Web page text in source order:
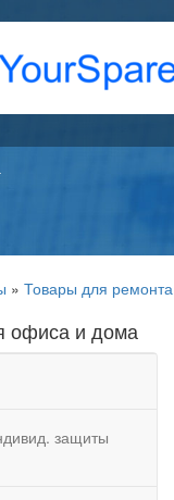
» Товары для ремонта
офиса и дома
защиты